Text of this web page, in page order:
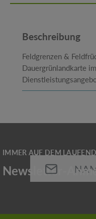
Beschreibung
Feldgrenzen &
Dauergrünlandkarte
Pflichtfelder.